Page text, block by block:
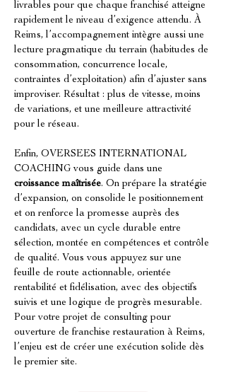
livrables pour que chaque franchisé atteigne
rapidement le niveau d’exigence attendu. À
Reims, l’accompagnement intègre aussi une
lecture pragmatique du terrain (habitudes de
consommation, concurrence locale,
contraintes d’exploitation) afin d’ajuster sans
improviser. Résultat : plus de vitesse, moins
de variations, et une meilleure attractivité
pour le réseau.
Enfin, OVERSEES INTERNATIONAL
COACHING vous guide dans une
croissance maîtrisée. On prépare la stratégie
d’expansion, on consolide le positionnement
et on renforce la promesse auprès des
candidats, avec un cycle durable entre
sélection, montée en compétences et contrôle
de qualité. Vous vous appuyez sur une
feuille de route actionnable, orientée
rentabilité et fidélisation, avec des objectifs
suivis et une logique de progrès mesurable.
Pour votre projet de consulting pour
ouverture de franchise restauration à Reims,
l’enjeu est de créer une exécution solide dès
le premier site.